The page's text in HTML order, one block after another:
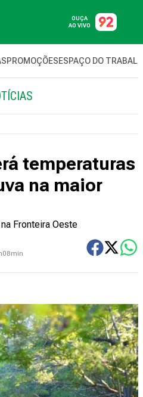
OUÇA
AO VIVO
PROMOÇÕESESPAÇO DO
temperaturas
na maior
Fronteira Oeste